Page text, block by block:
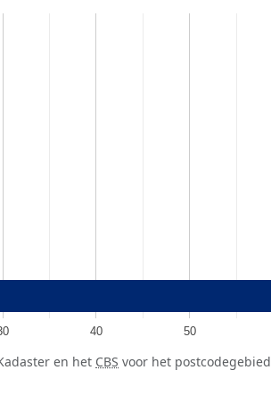
40 50
en het CBS voor het postcodegebied